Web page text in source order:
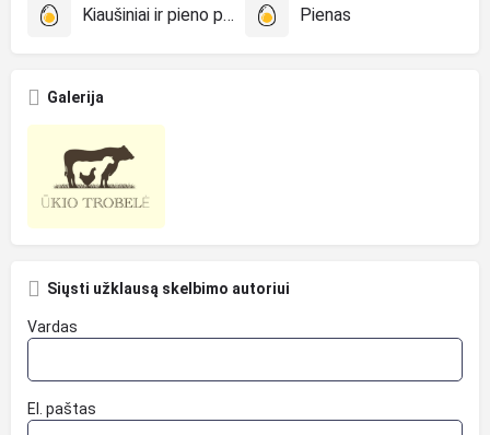
Kiaušiniai ir pieno produktai Pienas
Galerija
Siųsti užklausą skelbimo autoriui
Vardas
El. paštas